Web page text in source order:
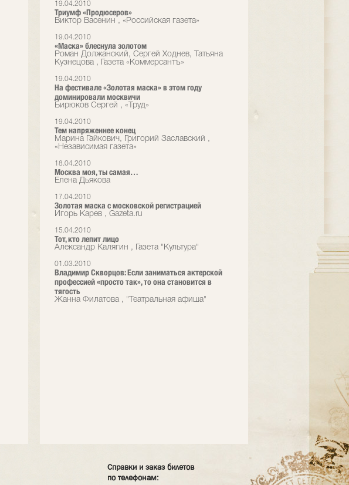
19.04.2010
Триумф «Продюсеров»
Виктор Васенин , «Российская газета»
19.04.2010
«Маска» блеснула золотом
Роман Должанский, Сергей Ходнев, Татьяна
Кузнецова , Газета «Коммерсантъ»
19.04.2010
На фестивале «Золотая маска» в этом году
доминировали москвичи
Бирюков Сергей , «Труд»
19.04.2010
Тем напряженнее конец
Марина Гайкович, Григорий Заславский ,
«Независимая газета»
18.04.2010
Москва моя, ты самая…
Елена Дьякова
17.04.2010
Золотая маска с московской регистрацией
Игорь Карев , Gazeta.ru
15.04.2010
Тот, кто лепит лицо
Александр Калягин , Газета "Культура"
01.03.2010
Владимир Скворцов: Если заниматься актерской
профессией «просто так», то она становится в
тягость
Жанна Филатова , "Театральная афиша"
Справки и заказ билетов
по телефонам: